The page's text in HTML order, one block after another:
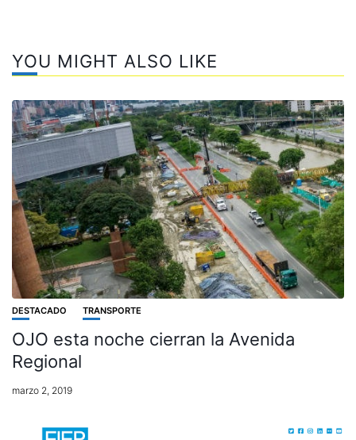
YOU MIGHT ALSO LIKE
DESTACADO TRANSPORTE
OJO esta noche cierran la Avenida
Regional
marzo 2, 2019